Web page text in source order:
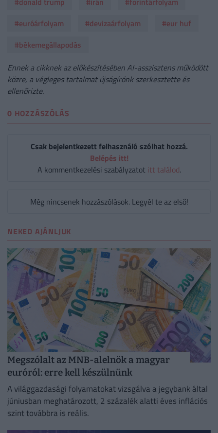
#euróárfolyam
#devizaárfolyam
#eur huf
#békemegállapodás
Ennek a cikknek az előkészítésében AI-asszisztens működött
közre, a végleges tartalmat újságírónk szerkesztette és
ellenőrizte.
0 HOZZÁSZÓLÁS
Csak bejelentkezett felhasználó szólhat hozzá.
Belépés itt!
A kommentkezelési szabályzatot itt találod.
Még nincsenek hozzászólások. Legyél te az első!
NEKED AJÁNLJUK
Megszólalt az MNB-alelnök a magyar
euróról: erre kell készülnünk
A világgazdasági folyamatokat vizsgálva a jegybank által
júniusban meghatározott, 2 százalék alatti éves inflációs
szint továbbra is reális.